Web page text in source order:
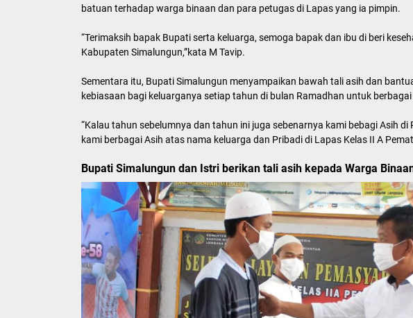
batuan terhadap warga binaan dan para petugas di Lapas yang ia pimpin.
“Terimaksih bapak Bupati serta keluarga, semoga bapak dan ibu di beri
Kabupaten Simalungun,”kata M Tavip.
Sementara itu, Bupati Simalungun menyampaikan bawah tali asih dan
kebiasaan bagi keluarganya setiap tahun di bulan Ramadhan untuk
“Kalau tahun sebelumnya dan tahun ini juga sebenarnya kami bebagi Asih
kami berbagai Asih atas nama keluarga dan Pribadi di Lapas Kelas II A
Bupati Simalungun dan Istri berikan tali asih kepada Warga